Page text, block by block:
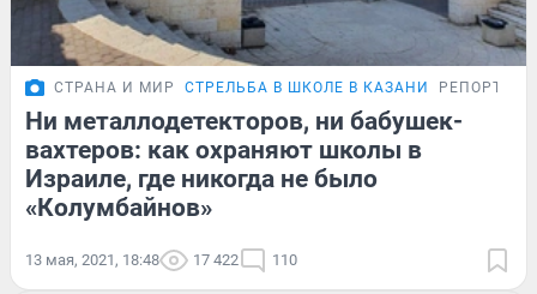
СТРАНА И МИР СТРЕЛЬБА В ШКОЛЕ В КАЗАНИ РЕПОРТАЖ
Ни металлодетекторов, ни бабушек-
вахтеров: как охраняют школы в
Израиле, где никогда не было
«Колумбайнов»
13 мая, 2021, 18:48 17 422 110